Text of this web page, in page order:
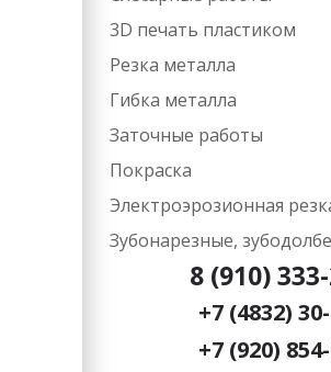
3D печать пластиком
Резка металла
Гибка металла
Заточные работы
Покраска
Электроэрозионная
Зубонарезные,
8 (910)
+7 (4832)
+7 (920)